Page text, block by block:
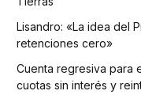
Lisandro: «La idea del
retenciones cero»
Cuenta regresiva para
cuotas sin interés y